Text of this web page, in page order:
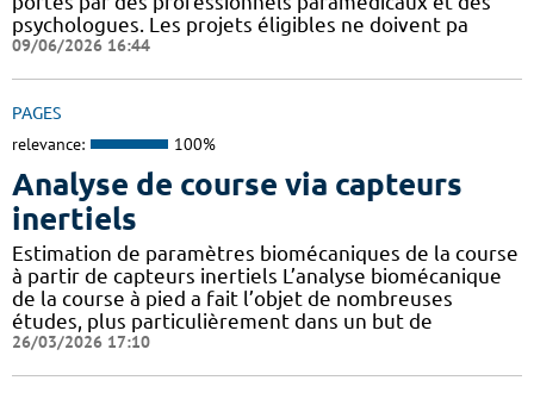
psychologues. Les projets éligibles ne doivent pa
09/06/2026 16:44
PAGES
relevance: 100%
Analyse de course via capteurs
inertiels
Estimation de paramètres biomécaniques de la course
à partir de capteurs inertiels L’analyse biomécanique
de la course à pied a fait l’objet de nombreuses
études, plus particulièrement dans un but de
26/03/2026 17:10